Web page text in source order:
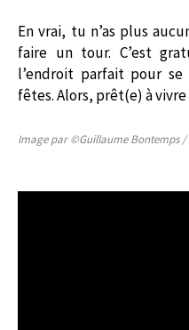
En vrai, tu n’as plus
faire un tour. C’est
l’endroit parfait pour se
fêtes. Alors, prêt(e) à
Image par ©Guillaume Bontemps /